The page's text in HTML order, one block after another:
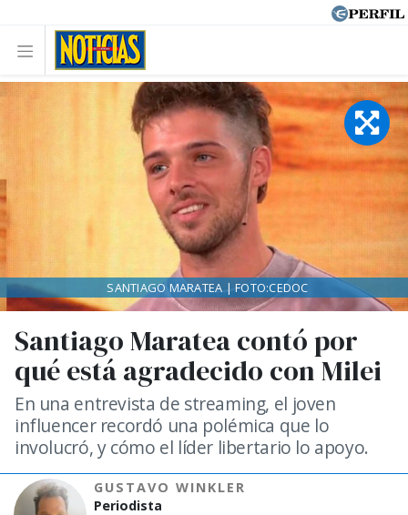
Santiago Maratea contó por
qué está agradecido con Milei
En una entrevista de streaming, el joven
influencer recordó una polémica que lo
involucró, y cómo el líder libertario lo apoyo.
GUSTAVO WINKLER
Periodista
SANTIAGO MARATEA | FOTO:CEDOC